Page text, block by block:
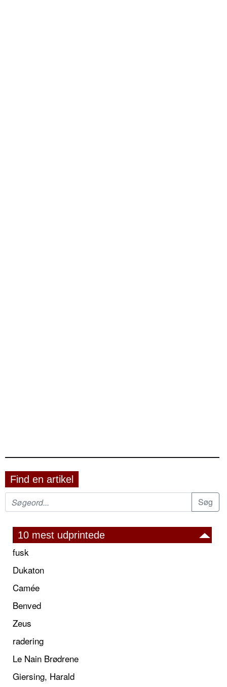
Find en artikel
10 mest udprintede
fusk
Dukaton
Camée
Benved
Zeus
radering
Le Nain Brødrene
Giersing, Harald